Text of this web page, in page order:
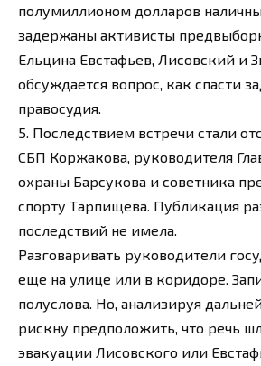
полумиллионом долларов
задержаны активисты
Ельцина Евстафьев, Лисовский и
обсуждается вопрос, как спасти
правосудия.
5. Последствием встречи стали
СБП Коржакова, руководителя
охраны Барсукова и советника
спорту Тарпищева. Публикация
последствий не имела.
Разговаривать руководители
еще на улице или в коридоре.
полуслова. Но, анализируя
рискну предположить, что речь
эвакуации Лисовского или